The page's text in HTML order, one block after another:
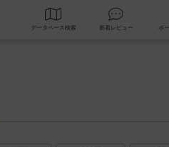
データベース 検索 新着レビュー